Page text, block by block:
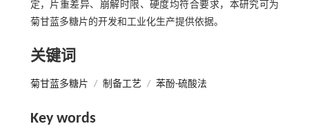
定，片重差异、崩解时限、硬度均符合要求，本研究可为
菊甘蓝多糖片的开发和工业化生产提供依据。
关键词
菊甘蓝多糖片 / 制备工艺 / 苯酚-硫酸法
Key words